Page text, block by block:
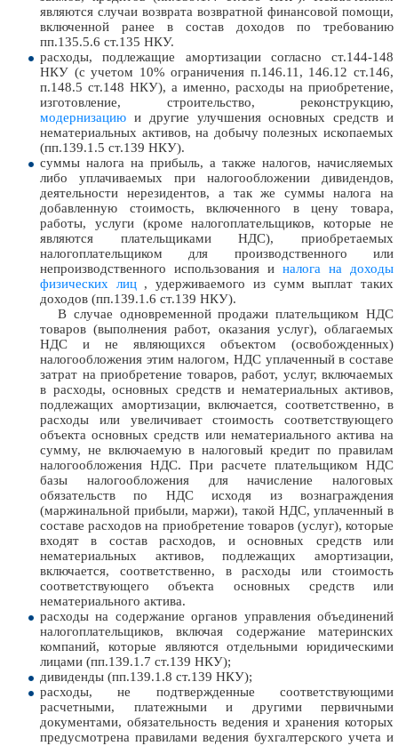
являются случаи возврата возвратной финансовой помощи,
включенной ранее в состав доходов по требованию
пп.135.5.6 ст.135 НКУ.
расходы, подлежащие амортизации согласно ст.144-148
НКУ (с учетом 10% ограничения п.146.11, 146.12 ст.146,
п.148.5 ст.148 НКУ), а именно, расходы на приобретение,
изготовление, строительство, реконструкцию,
модернизацию и другие улучшения основных средств и
нематериальных активов, на добычу полезных ископаемых
(пп.139.1.5 ст.139 НКУ).
суммы налога на прибыль, а также налогов, начисляемых
либо уплачиваемых при налогообложении дивидендов,
деятельности нерезидентов, а так же суммы налога на
добавленную стоимость, включенного в цену товара,
работы, услуги (кроме налогоплательщиков, которые не
являются плательщиками НДС), приобретаемых
налогоплательщиком для производственного или
непроизводственного использования и налога на доходы
физических лиц, удерживаемого из сумм выплат таких
доходов (пп.139.1.6 ст.139 НКУ).
В случае одновременной продажи плательщиком НДС
товаров (выполнения работ, оказания услуг), облагаемых
НДС и не являющихся объектом (освобожденных)
налогообложения этим налогом, НДС уплаченный в составе
затрат на приобретение товаров, работ, услуг, включаемых
в расходы, основных средств и нематериальных активов,
подлежащих амортизации, включается, соответственно, в
расходы или увеличивает стоимость соответствующего
объекта основных средств или нематериального актива на
сумму, не включаемую в налоговый кредит по правилам
налогообложения НДС. При расчете плательщиком НДС
базы налогообложения для начисление налоговых
обязательств по НДС исходя из вознаграждения
(маржинальной прибыли, маржи), такой НДС, уплаченный в
составе расходов на приобретение товаров (услуг), которые
входят в состав расходов, и основных средств или
нематериальных активов, подлежащих амортизации,
включается, соответственно, в расходы или стоимость
соответствующего объекта основных средств или
нематериального актива.
расходы на содержание органов управления объединений
налогоплательщиков, включая содержание материнских
компаний, которые являются отдельными юридическими
лицами (пп.139.1.7 ст.139 НКУ);
дивиденды (пп.139.1.8 ст.139 НКУ);
расходы, не подтвержденные соответствующими
расчетными, платежными и другими первичными
документами, обязательность ведения и хранения которых
предусмотрена правилами ведения бухгалтерского учета и